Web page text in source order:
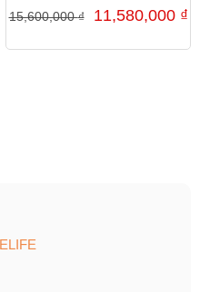
15,600,000₫ 11,580,000 ₫